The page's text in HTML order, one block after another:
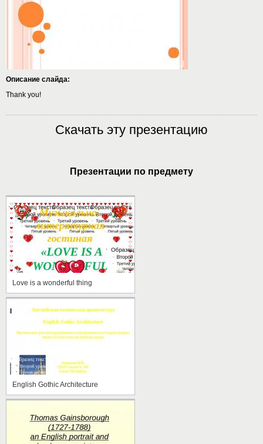
Описание слайда:
Thank you!
Скачать эту презентацию
Презентации по предмету
Love is a wonderful thing
English Gothic Architecture